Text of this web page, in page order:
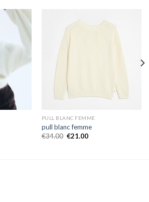
PULL BLANC FEMME
pull blanc femme
€34.00 €21.00